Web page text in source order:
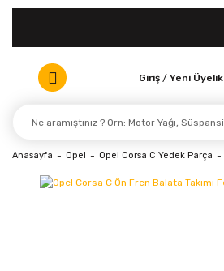
Giriş / Yeni Üyelik
Anasayfa Opel Opel Corsa C Yedek Parça